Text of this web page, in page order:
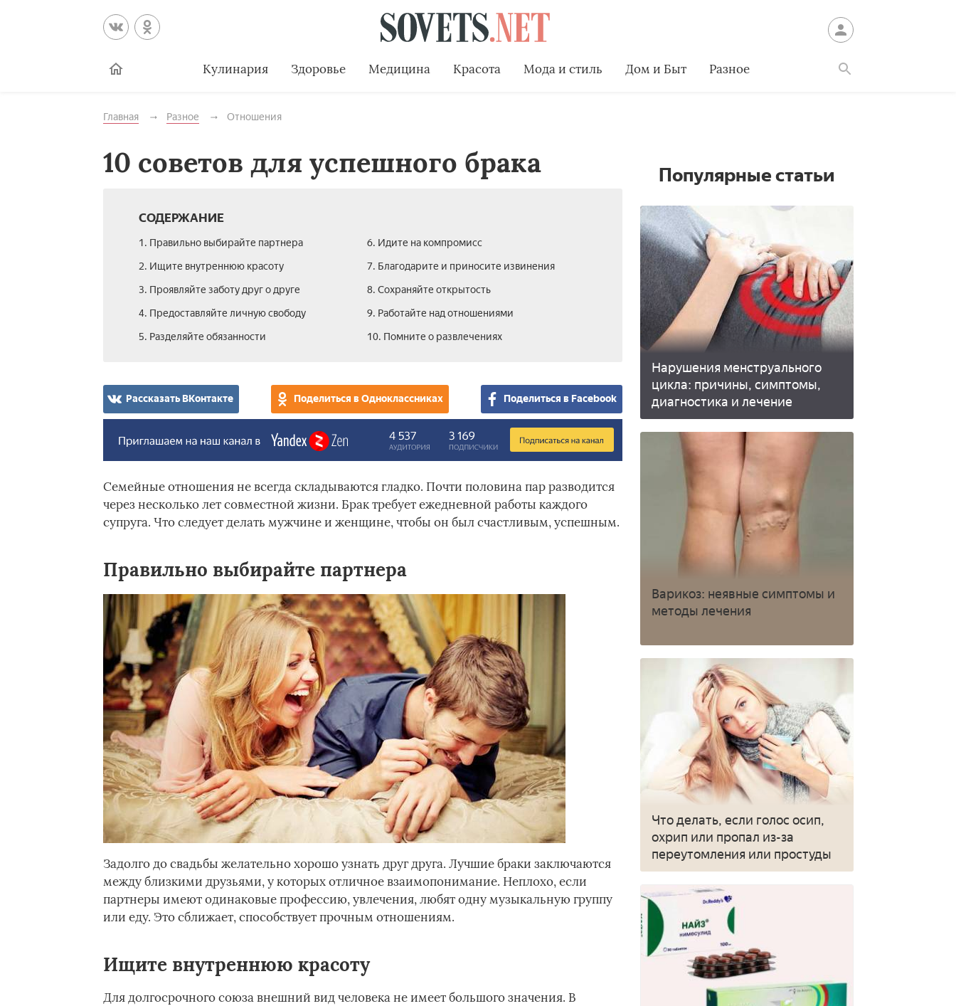
Кулинария Здоровье Медицина Красота Мода и стиль Дом и Быт Разное
Главная Разное Отношения
10 советов для успешного брака
СОДЕРЖАНИЕ
1. Правильно выбирайте партнера
2. Ищите внутреннюю красоту
3. Проявляйте заботу друг о друге
4. Предоставляйте личную свободу
5. Разделяйте обязанности
6. Идите на компромисс
7. Благодарите и приносите извинения
8. Сохраняйте открытость
9. Работайте над отношениями
10. Помните о развлечениях
Рассказать ВКонтакте Поделиться в Одноклассниках Поделиться в Facebook
Семейные отношения не всегда складываются гладко. Почти половина пар разводится
через несколько лет совместной жизни. Брак требует ежедневной работы каждого
супруга. Что следует делать мужчине и женщине, чтобы он был счастливым, успешным.
Правильно выбирайте партнера
Задолго до свадьбы желательно хорошо узнать друг друга. Лучшие браки заключаются
между близкими друзьями, у которых отличное взаимопонимание. Неплохо, если
партнеры имеют одинаковые профессию, увлечения, любят одну музыкальную группу
или еду. Это сближает, способствует прочным отношениям.
Ищите внутреннюю красоту
Для долгосрочного союза внешний вид человека не имеет большого значения. В
Популярные статьи
Нарушения менструального
цикла: причины, симптомы,
диагностика и лечение
Варикоз: неявные симптомы и
методы лечения
Что делать, если голос осип,
охрип или пропал из-за
переутомления или простуды